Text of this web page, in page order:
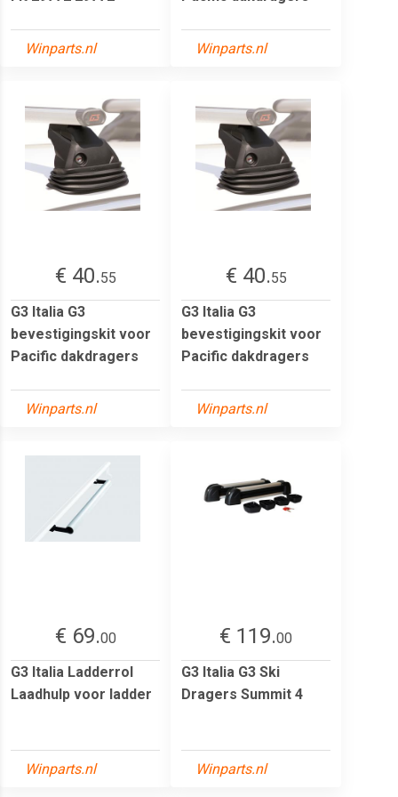
Winparts.nl Winparts.nl
€ 40.55
G3 Italia G3
bevestigingskit voor
Pacific dakdragers
Winparts.nl
€ 40.55
G3 Italia G3
bevestigingskit voor
Pacific dakdragers
Winparts.nl
€ 69.00
G3 Italia Ladderrol
Laadhulp voor ladder
Winparts.nl
€ 119.00
G3 Italia G3 Ski
Dragers Summit 4
Winparts.nl